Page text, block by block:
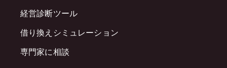
経営診断ツール
借り換えシミュレーション
専門家に相談